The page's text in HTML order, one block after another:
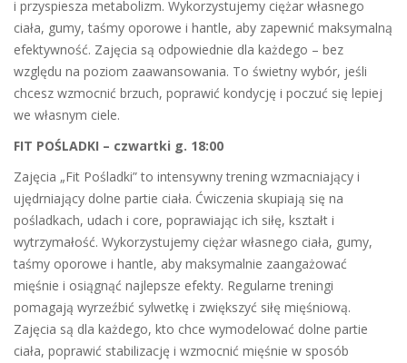
i przyspiesza metabolizm. Wykorzystujemy ciężar własnego
ciała, gumy, taśmy oporowe i hantle, aby zapewnić maksymalną
efektywność. Zajęcia są odpowiednie dla każdego – bez
względu na poziom zaawansowania. To świetny wybór, jeśli
chcesz wzmocnić brzuch, poprawić kondycję i poczuć się lepiej
we własnym ciele.
FIT POŚLADKI – czwartki g. 18:00
Zajęcia „Fit Pośladki” to intensywny trening wzmacniający i
ujędrniający dolne partie ciała. Ćwiczenia skupiają się na
pośladkach, udach i core, poprawiając ich siłę, kształt i
wytrzymałość. Wykorzystujemy ciężar własnego ciała, gumy,
taśmy oporowe i hantle, aby maksymalnie zaangażować
mięśnie i osiągnąć najlepsze efekty. Regularne treningi
pomagają wyrzeźbić sylwetkę i zwiększyć siłę mięśniową.
Zajęcia są dla każdego, kto chce wymodelować dolne partie
ciała, poprawić stabilizację i wzmocnić mięśnie w sposób